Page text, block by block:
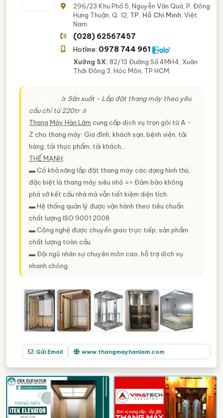
296/23 Khu Phố 5, Nguyễn Văn Quá, P. Đông
Hưng Thuận, Q. 12, TP. Hồ Chí Minh, Việt
Nam
(028) 62567457
Hotline: 0978 744 961
Xưởng SX: 82/13 Đường Số 4MH4, Xuân
Thới Đông 3, Hóc Môn, TP HCM.
✰ Sản xuất - Lắp đặt thang máy theo yêu
cầu chỉ từ 220tr ✰
Thang Máy Hàn Lâm cung cấp dịch vụ trọn gói từ A -
Z cho thang máy: Gia đình, khách sạn, bệnh viện, tải
hàng, tải thực phẩm, tải khách,..
THẾ MẠNH:
▬ Có khả năng lắp đặt thang máy các dạng hình thù,
đặc biệt là thang máy siêu nhỏ => Đảm bảo không
phá vỡ kết cấu nhà mà vẫn tiết kiệm diện tích.
▬ Hệ thống quản lý được vận hành theo tiêu chuẩn
chất lượng ISO 9001:2008
▬ Công nghệ được chuyển giao trực tiếp, sản phẩm
chất lượng toàn cầu.
▬ Đội ngũ nhân sự chuyên môn cao, hỗ trợ dịch vụ
nhanh chóng.
Gửi Email www.thangmayhanlam.com